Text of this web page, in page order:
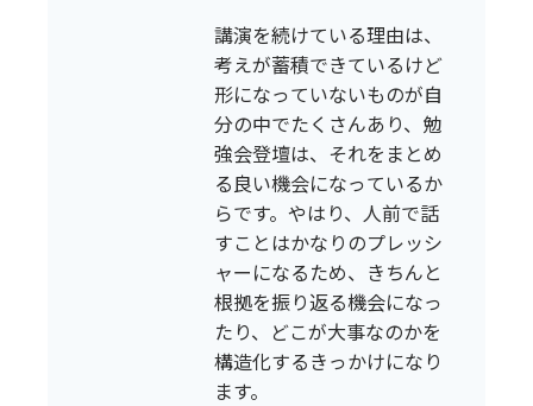
講演を続けている理由は、
考えが蓄積できているけど
形になっていないものが自
分の中でたくさんあり、勉
強会登壇は、それをまとめ
る良い機会になっているか
らです。やはり、人前で話
すことはかなりのプレッシ
ャーになるため、きちんと
根拠を振り返る機会になっ
たり、どこが大事なのかを
構造化するきっかけになり
ます。